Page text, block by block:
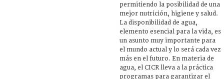
permitiendo la posibilidad de una
mejor nutrición, higiene y salud.
La disponibilidad de agua,
elemento esencial para la vida, es
un asunto muy importante para
el mundo actual y lo será cada vez
más en el futuro. En materia de
agua, el CICR lleva a la práctica
programas para garantizar el